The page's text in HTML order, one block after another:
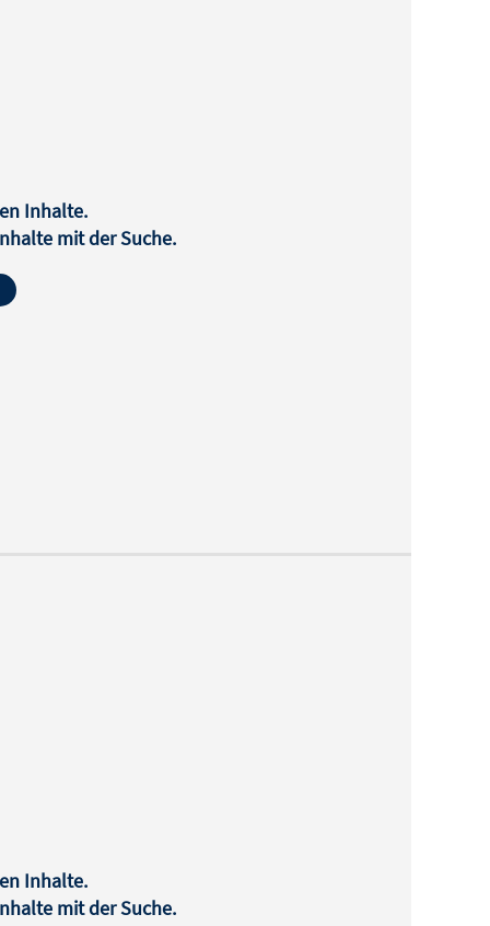
Inhalte.
mit der Suche.
Inhalte.
mit der Suche.